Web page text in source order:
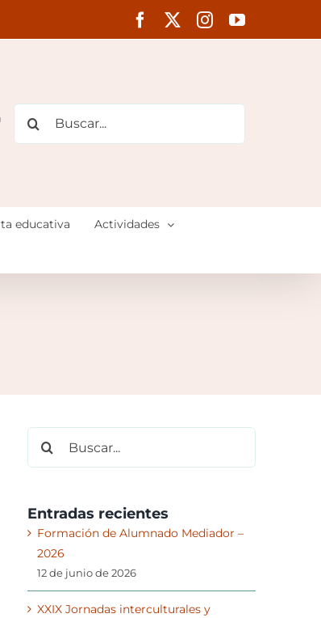
FacebookInstagramYouTube
educativa Actividades
Entradas recientes
Formación de Alumnado Mediador –
2026
12 de junio de 2026
XXIX Jornadas interculturales y